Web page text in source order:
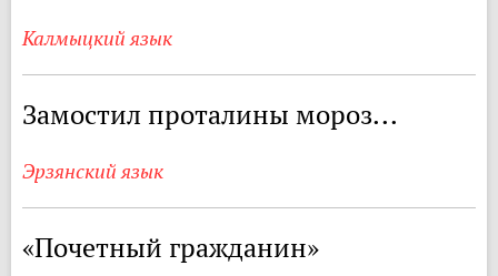
Калмыцкий язык
Замостил проталины мороз...
Эрзянский язык
«Почетный гражданин»